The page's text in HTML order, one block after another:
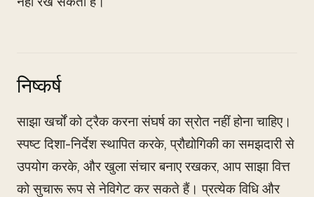
निष्कर्ष
साझा खर्चों को ट्रैक करना संघर्ष का स्रोत नहीं होना चाहिए।
स्पष्ट दिशा-निर्देश स्थापित करके, प्रौद्योगिकी का समझदारी से
उपयोग करके, और खुला संचार बनाए रखकर, आप साझा वित्त
को सुचारू रूप से नेविगेट कर सकते हैं। प्रत्येक विधि और